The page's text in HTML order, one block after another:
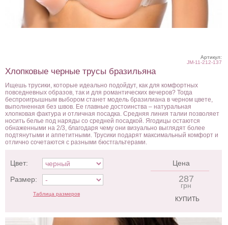
Артикул:
JM-11-212-137
Хлопковые черные трусы бразильяна
Ищешь трусики, которые идеально подойдут, как для комфортных
повседневных образов, так и для романтических вечеров? Тогда
беспроигрышным выбором станет модель бразилиана в черном цвете,
выполненная без швов. Ее главные достоинства – натуральная
хлопковая фактура и отличная посадка. Средняя линия талии позволяет
носить белье под наряды со средней посадкой. Ягодицы остаются
обнаженными на 2/3, благодаря чему они визуально выглядят более
подтянутыми и аппетитными. Трусики подарят максимальный комфорт и
отлично сочетаются с разными бюстгальтерами.
Цена
287
грн
Цвет:
Размер:
Таблица размеров